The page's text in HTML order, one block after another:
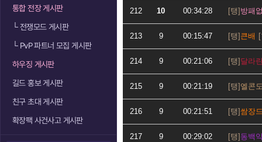
통합 전장 게시판
└전쟁모드 게시판
└PvP 파트너 모집 게시판
하우징 게시판
길드 홍보 게시판
친구 초대 게시판
확장팩 사건사고 게시판
212 10 00:34:28 방패
213 9 00:15:47 큰배
214 9 00:21:06 달라
215 9 00:21:19 엘콘
216 9 00:21:51 쌈장
217 9 00:29:02 동백